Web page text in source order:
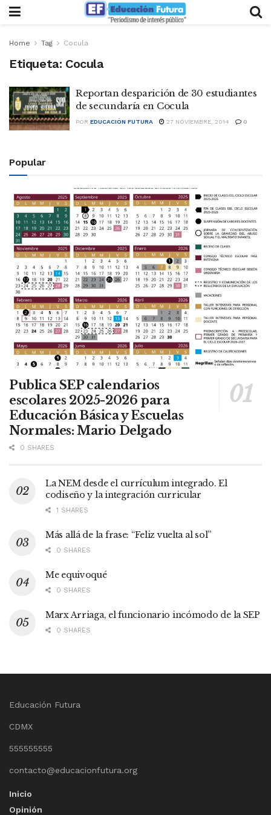
Home Tag Cocula
Etiqueta: Cocula
Reportan desparición de 30 estudiantes
de secundaría en Cocula
POR EDUCACIÓN FUTURA 27 NOVIEMBRE, 2014 0
Popular
Publica SEP calendarios
escolares 2025-2026 para
Educación Básica y Escuelas
Normales: Mario Delgado
0 SHARES
La NEM desde el currículum integrado. El
codiseño y la integración curricular
1 SHARES
Más allá de la frase: “Feliz vuelta al sol”
0 SHARES
Me equivoqué
0 SHARES
Marx Arriaga, el funcionario incómodo de la SEP
0 SHARES
Educación Futura
CDMX
555555555
contacto@educacionfutura.org
Inicio
Opinión